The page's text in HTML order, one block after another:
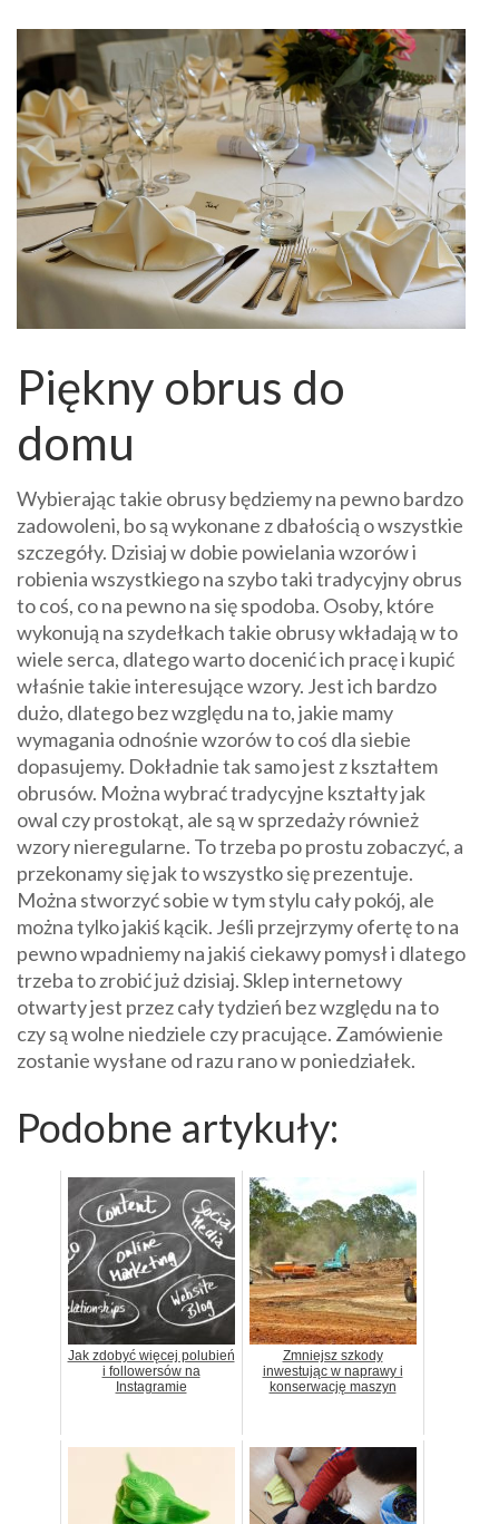
Piękny obrus do
domu
Wybierając takie obrusy będziemy na pewno bardzo
zadowoleni, bo są wykonane z dbałością o wszystkie
szczegóły. Dzisiaj w dobie powielania wzorów i
robienia wszystkiego na szybo taki tradycyjny obrus
to coś, co na pewno na się spodoba. Osoby, które
wykonują na szydełkach takie obrusy wkładają w to
wiele serca, dlatego warto docenić ich pracę i kupić
właśnie takie interesujące wzory. Jest ich bardzo
dużo, dlatego bez względu na to, jakie mamy
wymagania odnośnie wzorów to coś dla siebie
dopasujemy. Dokładnie tak samo jest z kształtem
obrusów. Można wybrać tradycyjne kształty jak
owal czy prostokąt, ale są w sprzedaży również
wzory nieregularne. To trzeba po prostu zobaczyć, a
przekonamy się jak to wszystko się prezentuje.
Można stworzyć sobie w tym stylu cały pokój, ale
można tylko jakiś kącik. Jeśli przejrzymy ofertę to na
pewno wpadniemy na jakiś ciekawy pomysł i dlatego
trzeba to zrobić już dzisiaj. Sklep internetowy
otwarty jest przez cały tydzień bez względu na to
czy są wolne niedziele czy pracujące. Zamówienie
zostanie wysłane od razu rano w poniedziałek.
Podobne artykuły:
Jak zdobyć więcej polubień
i followersów na
Instagramie
Zmniejsz szkody
inwestując w naprawy i
konserwację maszyn